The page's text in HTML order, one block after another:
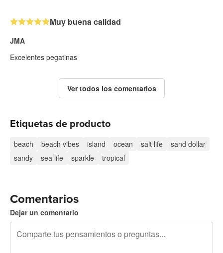
Muy buena calidad
JMA
Excelentes pegatinas
Ver todos los comentarios
Etiquetas de producto
beach beach vibes island ocean salt life
sand dollar
sandy
sea life sparkle tropical
Comentarios
Dejar un comentario